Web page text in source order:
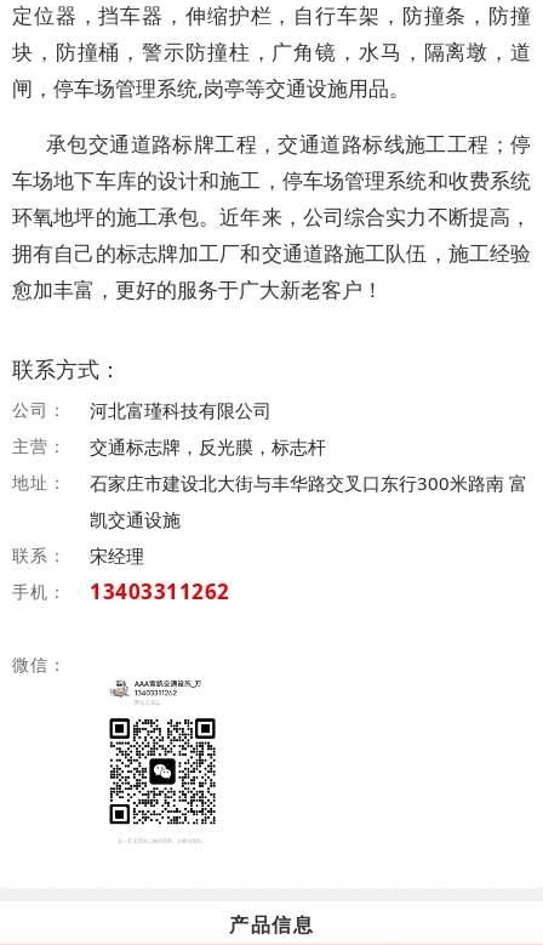
定位器，挡车器，伸缩护栏，自行车架，防撞条，防撞
块，防撞桶，警示防撞柱，广角镜，水马，隔离墩，道
闸，停车场管理系统,岗亭等交通设施用品。
承包交通道路标牌工程，交通道路标线施工工程；停
车场地下车库的设计和施工，停车场管理系统和收费系统
环氧地坪的施工承包。近年来，公司综合实力不断提高，
拥有自己的标志牌加工厂和交通道路施工队伍，施工经验
愈加丰富，更好的服务于广大新老客户！
联系方式：
公司： 河北富瑾科技有限公司
主营： 交通标志牌，反光膜，标志杆
地址：
石家庄市建设北大街与丰华路交叉口东行300米路南 富
凯交通设施
联系： 宋经理
手机： 13403311262
微信：
产品信息